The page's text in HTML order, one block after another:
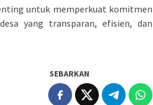
untuk memperkuat komitmen
yang transparan, efisien, dan
SEBARKAN